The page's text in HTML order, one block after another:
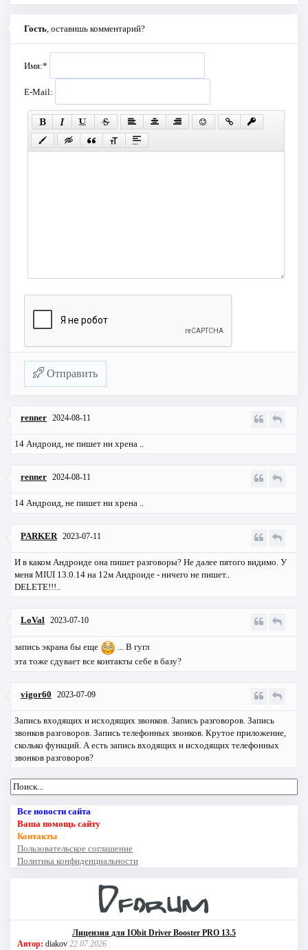
Гость, оставишь комментарий?
Имя:*
E-Mail:
Отправить
renner 2024-08-11
14 Андроид, не пишет ни хрена ..
renner 2024-08-11
14 Андроид, не пишет ни хрена ..
PARKER 2023-07-11
И в каком Андроиде она пишет разговоры? Не далее пятого видимо. У
меня MIUI 13.0.14 на 12м Андроиде - ничего не пишет..
DELETE!!!..
LoVal 2023-07-10
запись экрана бы еще
... В гугл
эта тоже сдувает все контакты себе в базу?
vigor60 2023-07-09
Запись входящих и исходящих звонков. Запись разговоров. Запись
звонков разговоров. Запись телефонных звонков. Крутое приложение,
сколько функций. А есть запись входящих и исходящих телефонных
звонков разговоров?
Все новости сайта
Ваша помощь сайту
Контакты
Пользовательское соглашение
Политика конфиденциальности
Лицензия для IObit Driver Booster PRO 13.5
Автор: diakov 22.07.2026